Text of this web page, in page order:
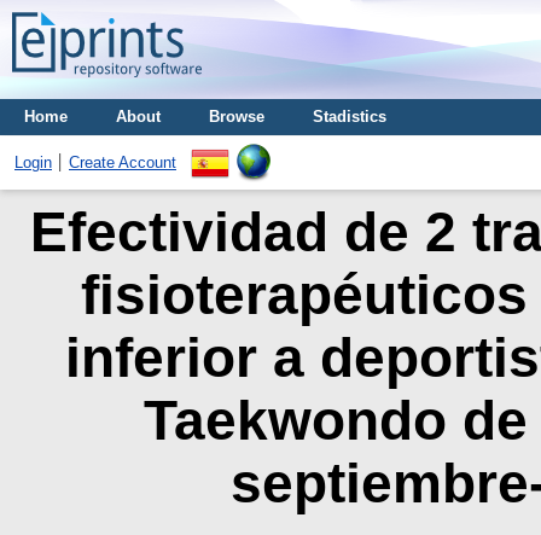
Home About Browse Stadistics
Login Create Account
Efectividad de 2
inferior a
Taekwondo